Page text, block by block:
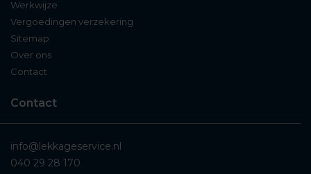
Werkwijze
Vergoedingen verzekering
Sitemap
Over ons
Contact
Contact
info@lekkageservice.nl
040 29 28 170